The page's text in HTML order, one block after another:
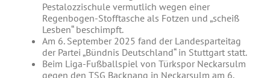
Pestalozzischule vermutlich wegen einer
Regenbogen-Stofftasche als Fotzen und „scheiß
Lesben“ beschimpft.
Am 6. September 2025 fand der Landesparteitag
der Partei „Bündnis Deutschland“ in Stuttgart statt.
Beim Liga-Fußballspiel von Türkspor Neckarsulm
gegen den TSG Backnang in Neckarsulm am 6.